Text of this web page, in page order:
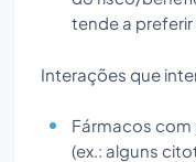
tende a
Interações que
Fármacos
(ex.: alguns